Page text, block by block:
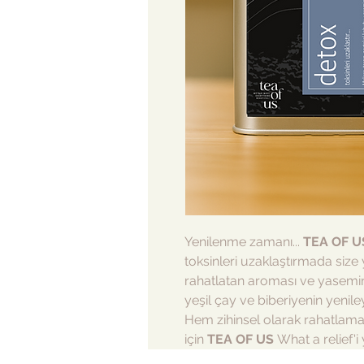
Yenilenme zamanı... TEA OF
toksinleri uzaklaştırmada size
rahatlatan aroması ve
yeşil çay ve biberiyenin
Hem zihinsel olarak
için TEA OF US What a relief'i